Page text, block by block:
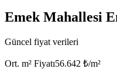
Emek Mahallesi
Güncel fiyat verileri
Ort. m² Fiyatı56.642 ₺/m²